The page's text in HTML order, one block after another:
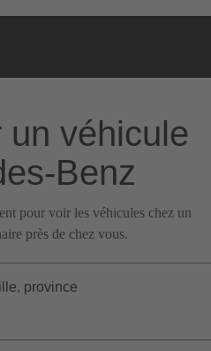
un véhicule
Benz
pour voir les véhicules chez un
près de chez vous.
province